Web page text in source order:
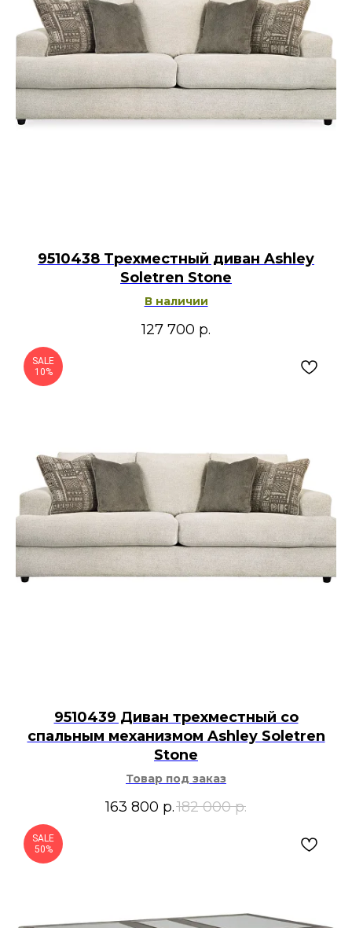
9510438 Трехместный диван Ashley
Soletren Stone
В наличии
127 700 р.
SALE
10%
9510439 Диван трехместный со
спальным механизмом Ashley Soletren
Stone
Товар под заказ
163 800 р.182 000 р.
SALE
50%